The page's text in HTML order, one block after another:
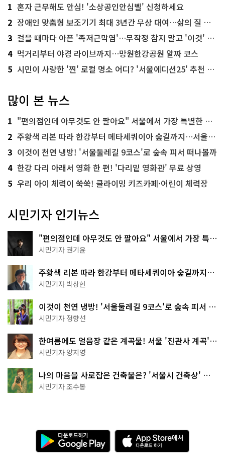
1 혼자 근무해도 안심! '소상공인안심벨' 신청하세요
2 장애인 맞춤형 보조기기 최대 3년간 무상 대여…삶의 질 높인다
3 걸을 때마다 아픈 '족저근막염'…무작정 참지 말고 '이것' 해보세요!
4 먹거리부터 야경 라이브까지…망원한강공원 알짜 코스
5 시민이 사랑한 '찐' 로컬 명소 어디? '서울에디션25' 추천 코스
많이 본 뉴스
1 "편의점인데 아무것도 안 팔아요" 서울에서 가장 특별한 편의점의 정체
2 주황색 리본 따라 한강부터 메타세쿼이아 숲길까지…서울둘레길 15코스
3 이것이 천연 냉방! '서울둘레길 9코스'로 숲속 피서 떠나볼까
4 한강 다리 아래서 영화 한 편! '다리밑 영화관' 무료 상영
5 우리 아이 체력이 쑥쑥! 클라이밍 키즈카페·어린이 체력장
시민기자 인기뉴스
"편의점인데 아무것도 안 팔아요" 서울에서 가장 특별
한 편의점의 정체
시민기자 권기윤
주황색 리본 따라 한강부터 메타세쿼이아 숲길까지…
서울둘레길 15코스
시민기자 박상현
이것이 천연 냉방! '서울둘레길 9코스'로 숲속 피서 떠
나볼까
시민기자 정향선
한여름에도 얼음장 같은 계곡물! 서울 '진관사 계곡'이
천국이네~
시민기자 양지영
나의 마음을 사로잡은 건축물은? '서울시 건축상' 수
상작 공개!
시민기자 조수봉
다
운
로
A
p
p